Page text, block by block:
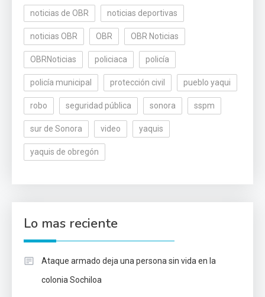
noticias de OBR noticias deportivas
noticias OBR OBR OBR Noticias
OBRNoticias policiaca policía
policía municipal protección civil pueblo yaqui
robo seguridad pública sonora sspm
sur de Sonora video yaquis
yaquis de obregón
Lo mas reciente
Ataque armado deja una persona sin vida en la
colonia Sochiloa